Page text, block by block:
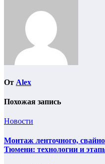
От Alex
Похожая запись
Новости
Монтаж ленточного,
Тюмени: технологии и